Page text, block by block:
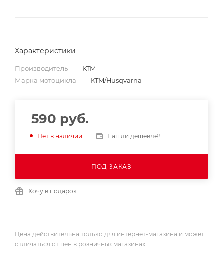
Характеристики
Производитель — KTM
Марка мотоцикла — KTM/Husqvarna
590 руб.
Нет в наличии Нашли дешевле?
ПОД ЗАКАЗ
Хочу в подарок
Цена действительна только для интернет-магазина и может
отличаться от цен в розничных магазинах